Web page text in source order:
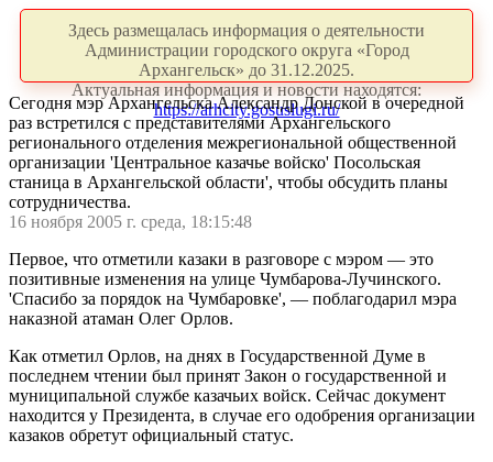
Здесь размещалась информация о деятельности
Администрации городского округа «Город
Архангельск» до 31.12.2025.
Актуальная информация и новости находятся:
https://arhcity.gosuslugi.ru/
Сегодня мэр Архангельска Александр Донской в очередной
раз встретился с представителями Архангельского
регионального отделения межрегиональной общественной
организации 'Центральное казачье войско' Посольская
станица в Архангельской области', чтобы обсудить планы
сотрудничества.
16 ноября 2005 г. среда, 18:15:48
Первое, что отметили казаки в разговоре с мэром — это
позитивные изменения на улице Чумбарова-Лучинского.
'Спасибо за порядок на Чумбаровке', — поблагодарил мэра
наказной атаман Олег Орлов.
Как отметил Орлов, на днях в Государственной Думе в
последнем чтении был принят Закон о государственной и
муниципальной службе казачьих войск. Сейчас документ
находится у Президента, в случае его одобрения организации
казаков обретут официальный статус.